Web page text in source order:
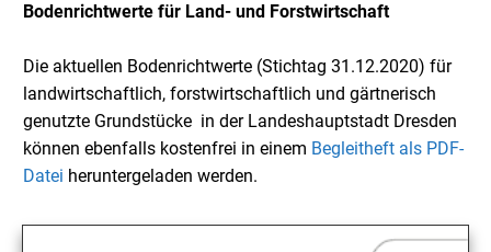
Bodenrichtwerte für Land- und Forstwirtschaft
Die aktuellen Bodenrichtwerte (Stichtag 31.12.2020) für
landwirtschaftlich, forstwirtschaftlich und gärtnerisch
genutzte Grundstücke in der Landeshauptstadt Dresden
können ebenfalls kostenfrei in einem Begleitheft als PDF-
Datei heruntergeladen werden.